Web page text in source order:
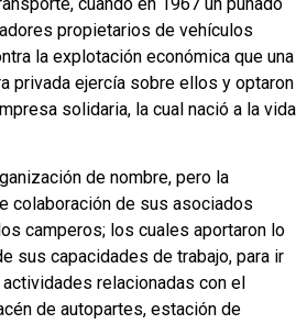
propietarios de vehículos
la explotación económica que una
privada ejercía sobre ellos y optaron
solidaria, la cual nació a la vida
de nombre, pero la
colaboración de sus asociados
camperos; los cuales aportaron lo
sus capacidades de trabajo, para ir
relacionadas con el
de autopartes, estación de